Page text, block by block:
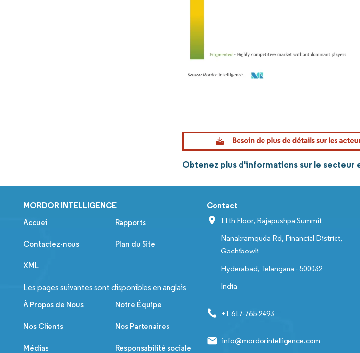
Obtenez plus d'informations sur le
MORDOR INTELLIGENCE
Accueil Rapports
Contactez-nous Plan du Site
XML
Les pages suivantes sont disponibles en anglais
À Propos de Nous Notre Équipe
Nos Clients Nos Partenaires
Médias Responsabilité sociale
Contact
11th Floor, Rajapushpa Summit
Nanakramguda Rd, Financial District,
Gachibowli
Hyderabad, Telangana - 500032
India
+1 617-765-2493
info@mordorintelligence.com